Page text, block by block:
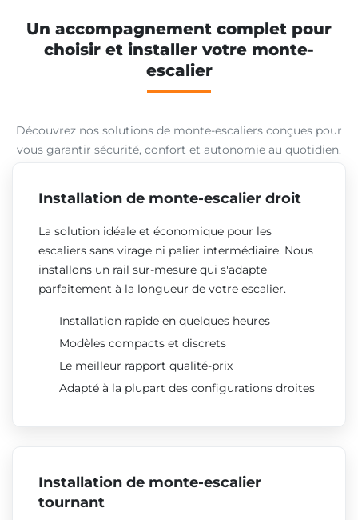
Un accompagnement complet pour
choisir et installer votre monte-
escalier
Découvrez nos solutions de monte-escaliers conçues pour
vous garantir sécurité, confort et autonomie au quotidien.
Installation de monte-escalier droit
La solution idéale et économique pour les
escaliers sans virage ni palier intermédiaire. Nous
installons un rail sur-mesure qui s'adapte
parfaitement à la longueur de votre escalier.
Installation rapide en quelques heures
Modèles compacts et discrets
Le meilleur rapport qualité-prix
Adapté à la plupart des configurations droites
Installation de monte-escalier
tournant